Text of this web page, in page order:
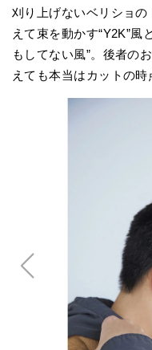
刈り上げないベリショ
えて束を動かす“Y2K”風
もしてない風”。後者の
えても本当はカットの時